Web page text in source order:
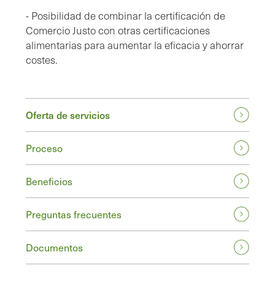
- Posibilidad de combinar la certificación de
Comercio Justo con otras certificaciones
alimentarias para aumentar la eficacia y ahorrar
costes.
Oferta de servicios
Proceso
Beneficios
Preguntas frecuentes
Documentos